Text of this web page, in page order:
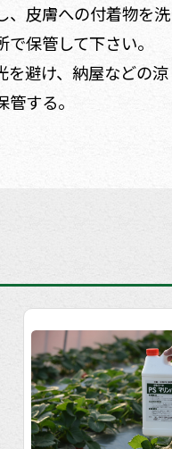
、皮膚への付着物を
保管して下さい。
避け、納屋などの
する。